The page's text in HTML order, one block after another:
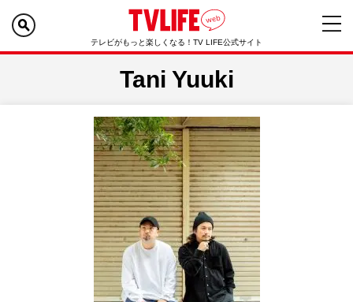
テレビがもっと楽しくなる！TV LIFE公式サイト
Tani Yuuki